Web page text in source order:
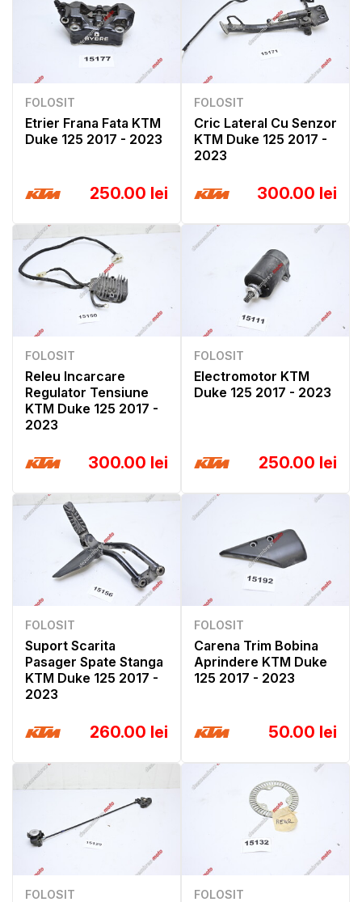
FOLOSIT
Etrier Frana Fata KTM
Duke 125 2017 - 2023
250.00 lei
FOLOSIT
Cric Lateral Cu Senzor
KTM Duke 125 2017 -
2023
300.00 lei
FOLOSIT
Releu Incarcare
Regulator Tensiune
KTM Duke 125 2017 -
2023
300.00 lei
FOLOSIT
Electromotor KTM
Duke 125 2017 - 2023
250.00 lei
FOLOSIT
Suport Scarita
Pasager Spate Stanga
KTM Duke 125 2017 -
2023
260.00 lei
FOLOSIT
Carena Trim Bobina
Aprindere KTM Duke
125 2017 - 2023
50.00 lei
FOLOSIT FOLOSIT